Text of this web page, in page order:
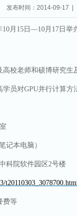
发布时间：2014-09-17 |
10月 15日 —10月 17日举
校老师和硕博研究生
学员对GPU并行计算方
记本电脑）
科院软件园区2号楼
费等